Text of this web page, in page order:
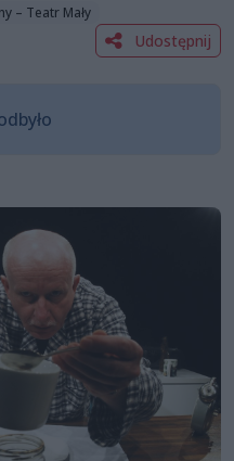
– Teatr Mały
Udostępnij